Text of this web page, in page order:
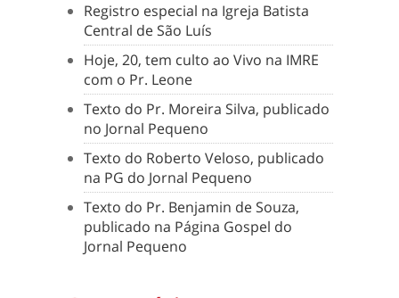
Registro especial na Igreja Batista
Central de São Luís
Hoje, 20, tem culto ao Vivo na IMRE
com o Pr. Leone
Texto do Pr. Moreira Silva, publicado
no Jornal Pequeno
Texto do Roberto Veloso, publicado
na PG do Jornal Pequeno
Texto do Pr. Benjamin de Souza,
publicado na Página Gospel do
Jornal Pequeno